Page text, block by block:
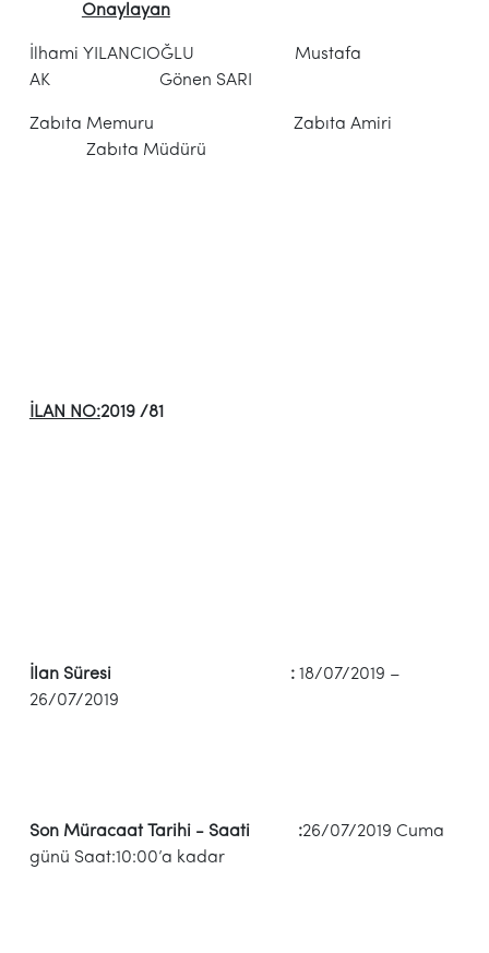
Onaylayan
İlhami YILANCIOĞLU Mustafa
AK Gönen SARI
Zabıta Memuru Zabıta Amiri
Zabıta Müdürü
İLAN NO:2019 /81
İlan Süresi : 18/07/2019 –
26/07/2019
Son Müracaat Tarihi - Saati :26/07/2019 Cuma
günü Saat:10:00’a kadar